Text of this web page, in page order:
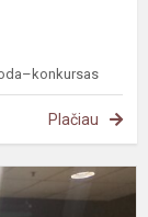
Plačiau